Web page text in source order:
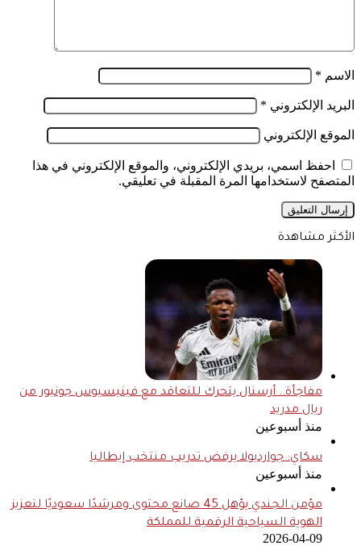
الاسم *
البريد الإلكتروني *
الموقع الإلكتروني
احفظ اسمي، بريدي الإلكتروني، والموقع الإلكتروني في هذا
المتصفح لاستخدامها المرة المقبلة في تعليقي.
الأكثر مشاهدة
مفاجأة.. أرسنال يتحرك للتعاقد مع فينيسيوس جونيور من
ريال مدريد
منذ أسبوعين
سكاي: جوارديولا يرفض تدريب منتخب إيطاليا
منذ أسبوعين
مؤمن الجندي يؤهل 45 صانع محتوى ومرشدًا سعوديًا لتعزيز
الهوية السياحية الرقمية للمملكة
2026-04-09